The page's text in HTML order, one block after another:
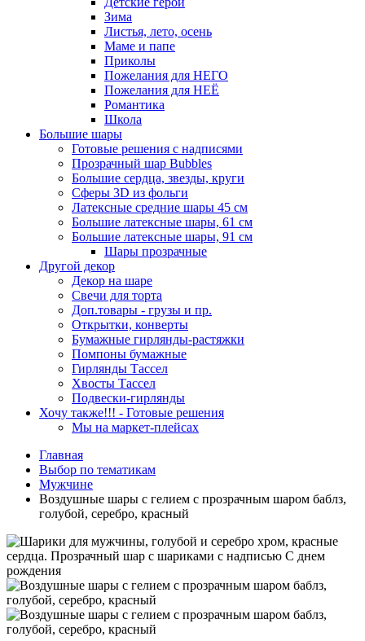
Зима
Листья, лето, осень
Маме и папе
Приколы
Пожелания для НЕГО
Пожелания для НЕЁ
Романтика
Школа
Большие шары
Готовые решения с надписями
Прозрачный шар Bubbles
Большие сердца, звезды, круги
Сферы 3D из фольги
Латексные средние шары 45 см
Большие латексные шары, 61 см
Большие латексные шары, 91 см
Шары прозрачные
Другой декор
Декор на шаре
Свечи для торта
Доп.товары - грузы и пр.
Открытки, конверты
Бумажные гирлянды-растяжки
Помпоны бумажные
Гирлянды Тассел
Хвосты Тассел
Подвески-гирлянды
Хочу также!!! - Готовые решения
Мы на маркет-плейсах
Главная
Выбор по тематикам
Мужчине
Воздушные шары с гелием с прозрачным шаром баблз,
голубой, серебро, красный